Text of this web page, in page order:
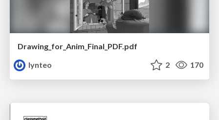
Drawing_for_Anim_Final_PDF.pdf
lynteo
2 170